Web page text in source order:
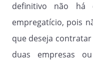
definitivo não há
empregatício, pois
que deseja
duas empresas